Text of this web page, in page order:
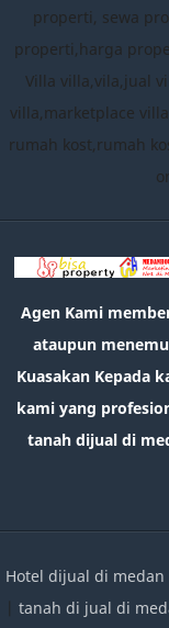
properti, sewa
properti,harga
Villa villa,vila,jual
villa,marketplace
rumah kost,rumah
Agen Kami
ataupun
Kuasakan Kepada
kami yang
tanah dijual di
Hotel dijual di medan
| tanah di jual di